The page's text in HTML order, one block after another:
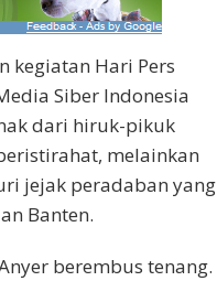
Hari Pers
Siber Indonesia
dari hiruk-pikuk
melainkan
jejak peradaban yang
Banten.
berembus tenang.